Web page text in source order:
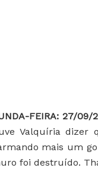
FEIRA: 27/09/
Valquíria
mais um
foi destruído.